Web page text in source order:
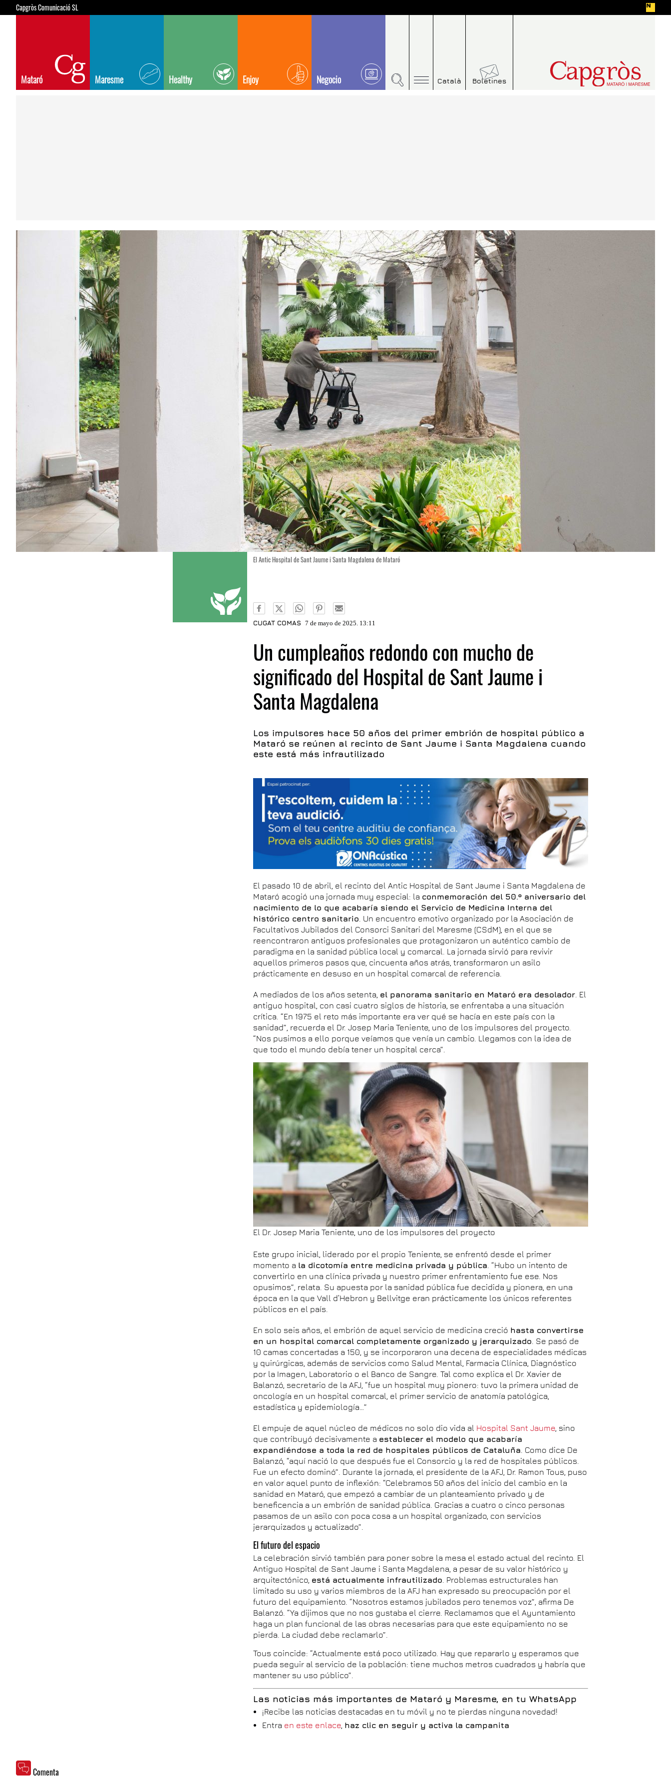
Capgròs Comunicació SL
Mataró Maresme Healthy Enjoy Negocio Català Boletines
El Antic Hospital de Sant Jaume i Santa Magdalena de Mataró
CUGAT COMAS 7 de mayo de 2025. 13:11
Un cumpleaños redondo con mucho de
significado del Hospital de Sant Jaume i
Santa Magdalena
Los impulsores hace 50 años del primer embrión de hospital público a
Mataró se reúnen al recinto de Sant Jaume i Santa Magdalena cuando
este está más infrautilizado
El pasado 10 de abril, el recinto del Antic Hospital de Sant Jaume i Santa Magdalena de
Mataró acogió una jornada muy especial: la conmemoración del 50.º aniversario del
nacimiento de lo que acabaría siendo el Servicio de Medicina Interna del
histórico centro sanitario . Un encuentro emotivo organizado por la Asociación de
Facultativos Jubilados del Consorci Sanitari del Maresme (CSdM), en el que se
reencontraron antiguos profesionales que protagonizaron un auténtico cambio de
paradigma en la sanidad pública local y comarcal. La jornada sirvió para revivir
aquellos primeros pasos que, cincuenta años atrás, transformaron un asilo
prácticamente en desuso en un hospital comarcal de referencia.
A mediados de los años setenta, el panorama sanitario en Mataró era desolador . El
antiguo hospital, con casi cuatro siglos de historia, se enfrentaba a una situación
crítica. “En 1975 el reto más importante era ver qué se hacía en este país con la
sanidad”, recuerda el Dr. Josep Maria Teniente, uno de los impulsores del proyecto.
“Nos pusimos a ello porque veíamos que venía un cambio. Llegamos con la idea de
que todo el mundo debía tener un hospital cerca”.
El Dr. Josep Maria Teniente, uno de los impulsores del proyecto
Este grupo inicial, liderado por el propio Teniente, se enfrentó desde el primer
momento a la dicotomía entre medicina privada y pública . “Hubo un intento de
convertirlo en una clínica privada y nuestro primer enfrentamiento fue ese. Nos
opusimos”, relata. Su apuesta por la sanidad pública fue decidida y pionera, en una
época en la que Vall d’Hebron y Bellvitge eran prácticamente los únicos referentes
públicos en el país.
En solo seis años, el embrión de aquel servicio de medicina creció hasta convertirse
en un hospital comarcal completamente organizado y jerarquizado . Se pasó de
10 camas concertadas a 150, y se incorporaron una decena de especialidades médicas
y quirúrgicas, además de servicios como Salud Mental, Farmacia Clínica, Diagnóstico
por la Imagen, Laboratorio o el Banco de Sangre. Tal como explica el Dr. Xavier de
Balanzó, secretario de la AFJ, “fue un hospital muy pionero: tuvo la primera unidad de
oncología en un hospital comarcal, el primer servicio de anatomía patológica,
estadística y epidemiología…”
El empuje de aquel núcleo de médicos no solo dio vida al Hospital Sant Jaume , sino
que contribuyó decisivamente a establecer el modelo que acabaría
expandiéndose a toda la red de hospitales públicos de Cataluña . Como dice De
Balanzó, “aquí nació lo que después fue el Consorcio y la red de hospitales públicos.
Fue un efecto dominó”. Durante la jornada, el presidente de la AFJ, Dr. Ramon Tous, puso
en valor aquel punto de inflexión: “Celebramos 50 años del inicio del cambio en la
sanidad en Mataró, que empezó a cambiar de un planteamiento privado y de
beneficencia a un embrión de sanidad pública. Gracias a cuatro o cinco personas
pasamos de un asilo con poca cosa a un hospital organizado, con servicios
jerarquizados y actualizado”.
El futuro del espacio
La celebración sirvió también para poner sobre la mesa el estado actual del recinto. El
Antiguo Hospital de Sant Jaume i Santa Magdalena, a pesar de su valor histórico y
arquitectónico, está actualmente infrautilizado . Problemas estructurales han
limitado su uso y varios miembros de la AFJ han expresado su preocupación por el
futuro del equipamiento. “Nosotros estamos jubilados pero tenemos voz”, afirma De
Balanzó. “Ya dijimos que no nos gustaba el cierre. Reclamamos que el Ayuntamiento
haga un plan funcional de las obras necesarias para que este equipamiento no se
pierda. La ciudad debe reclamarlo”.
Tous coincide: “Actualmente está poco utilizado. Hay que repararlo y esperamos que
pueda seguir al servicio de la población: tiene muchos metros cuadrados y habría que
mantener su uso público”.
Las noticias más importantes de Mataró y Maresme, en tu WhatsApp
¡Recibe las noticias destacadas en tu móvil y no te pierdas ninguna novedad!
Entra en este enlace haz clic en seguir y activa la campanita
Comenta